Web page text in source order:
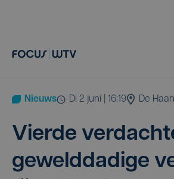
Nieuws di 2 juni | 16:19 De Haan
Vier­de
geweld­da­di­ge